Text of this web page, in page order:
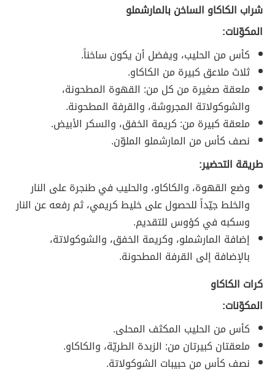
شراب الكاكاو الساخن بالمارشملو
المكوّنات:
كأس من الحليب، ويفضل أن يكون ساخناً.
ثلاث ملاعق كبيرة من الكاكاو.
ملعقة صغيرة من كل من: القهوة المطحونة،
والشوكولاتة المجروشة، والقرفة المطحونة.
ملعقة كبيرة من: كريمة الخفق، والسكر الأبيض.
نصف كأس من المارشملو الملوّن.
طريقة التحضير:
وضع القهوة، والكاكاو، والحليب في طنجرة على النار
والخلط جيّداً للحصول على خليط كريمي، ثم رفعه عن النار
وسكبه في كؤوس للتقديم.
إضافة المارشملو، وكريمة الخفق، والشوكولاتة،
بالإضافة إلى القرفة المطحونة.
كرات الكاكاو
المكوّنات:
كأس من الحليب المكثف المحلى.
ملعقتان كبيرتان من: الزبدة الطريّة، والكاكاو.
نصف كأس من حبيبات الشوكولاتة.